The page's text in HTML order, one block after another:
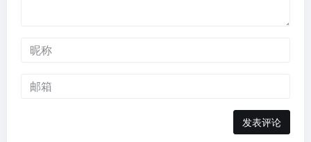
发表评论